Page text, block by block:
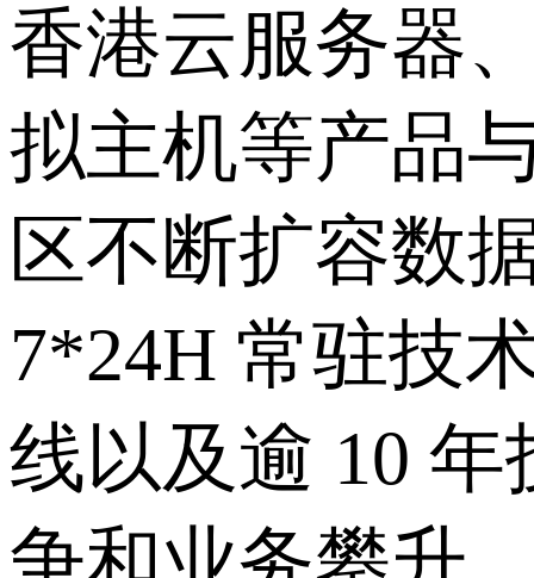
香港云服务器
拟主机等产品
区不断扩容数
7*24H 常驻技
线以及逾 10